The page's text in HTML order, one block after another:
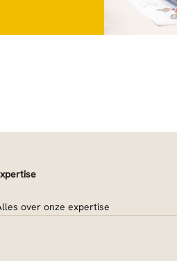
over onze expertise